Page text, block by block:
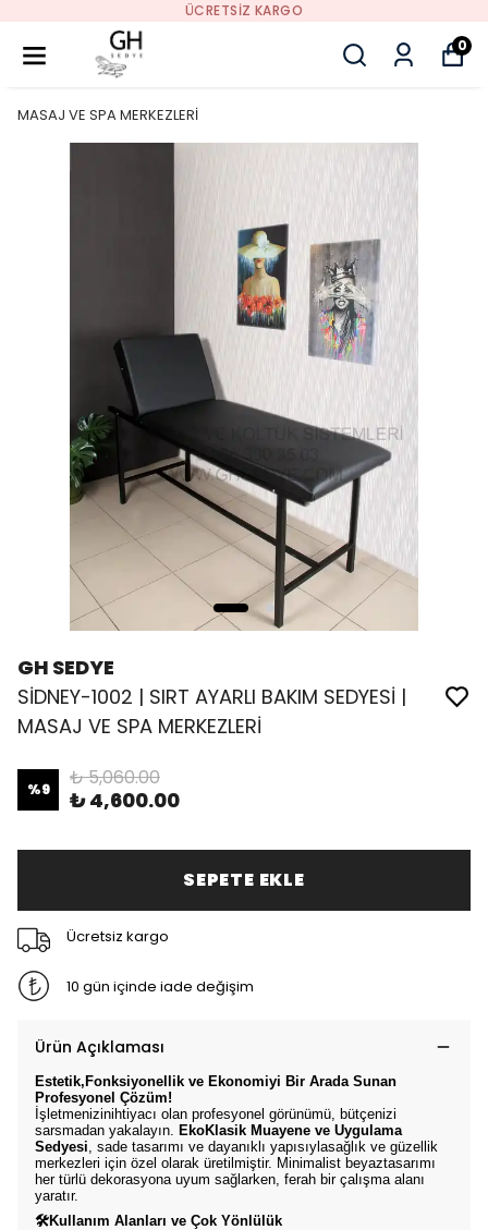
ÜCRETSIZ KARGO
0
MASAJ VE SPA MERKEZLERİ
GH SEDYE
SİDNEY-1002 | SIRT AYARLI BAKIM SEDYESİ |
MASAJ VE SPA MERKEZLERİ
%9 ₺ 5,060.00
₺ 4,600.00
SEPETE EKLE
Ücretsiz kargo
10 gün içinde iade değişim
Ürün Açıklaması
Estetik,Fonksiyonellik ve Ekonomiyi Bir Arada Sunan
Profesyonel Çözüm!
İşletmenizinihtiyacı olan profesyonel görünümü, bütçenizi
sarsmadan yakalayın. EkoKlasik Muayene ve Uygulama
Sedyesi, sade tasarımı ve dayanıklı yapısıylasağlık ve güzellik
merkezleri için özel olarak üretilmiştir. Minimalist beyaztasarımı
her türlü dekorasyona uyum sağlarken, ferah bir çalışma alanı
yaratır.
🛠Kullanım Alanları ve Çok Yönlülük